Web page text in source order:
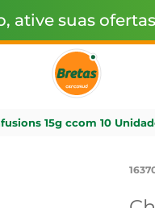
ative suas
15g ccom 10